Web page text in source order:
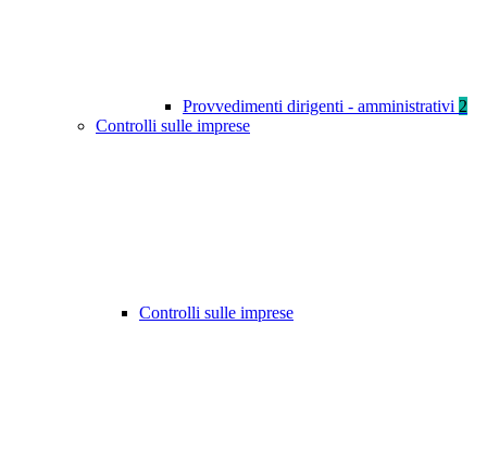
Provvedimenti dirigenti - amministrativi 2
Controlli sulle imprese
Controlli sulle imprese